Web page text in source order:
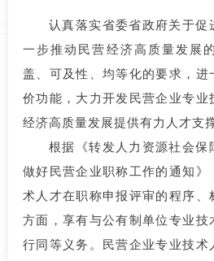
认真落实省委省政府关于促
一步推动民营经济高质量发展
盖、可及性、均等化的要求，进
价功能，大力开发民营企业专业
经济高质量发展提供有力人才支
根据《转发人力资源社会保
做好民营企业职称工作的通知》
术人才在职称申报评审的程序、
方面，享有与公有制单位专业技
行同等义务。民营企业专业技术